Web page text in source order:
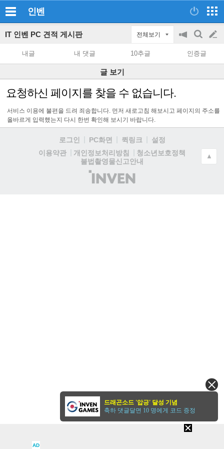
인벤
IT 인벤 PC 견적 게시판 전체보기
공
on/off
검
색
글
쓰
기
내글 내 댓글 10추글 인증글
글 보기
요청하신 페이지를 찾을 수 없습니다.
서비스 이용에 불편을 드려 죄송합니다. 먼저 새로고침 해보시고 페이지의 주소를
올바르게 입력했는지 다시 한번 확인해 보시기 바랍니다.
로그인 PC화면 퀵링크
설정
이용약관
개인정보처리방침
청소년보호정책
불법촬영물신고안내
(주)
인
▲
AD
드래곤소드 '압긍' 달성 기념
축하 댓글달면 10 명에게 코드 증정